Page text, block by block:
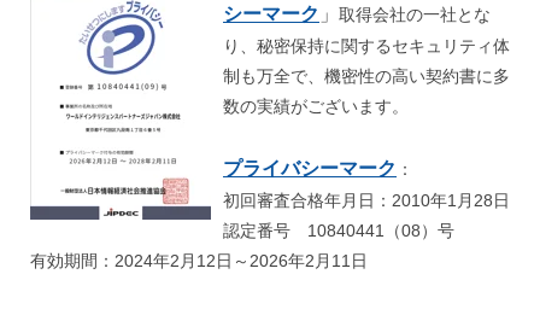
シーマーク 」 取得会社の一社とな
り、秘密保持に関するセキュリティ体
制も万全で、機密性の高い契約書に多
数の実績がございます。
プライバシーマーク ：
初回審査合格年月日：2010年1月28日
認定番号 10840441（08）号
有効期間：2024年2月12日～2026年2月11日